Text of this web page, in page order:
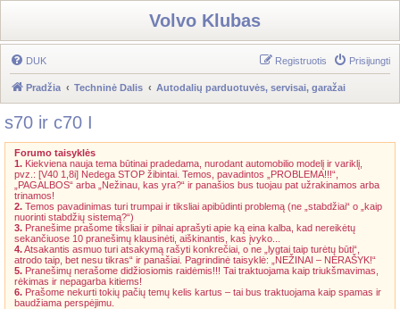
Volvo Klubas
DUK Prisijungti
Registruotis
Pradžia Techninė Dalis Autodalių parduotuvės, servisai, garažai
s70 ir c70 I
Forumo taisyklės
1. Kiekviena nauja tema būtinai pradedama, nurodant automobilio modelį ir variklį,
pvz.: [V40 1,8i] Nedega STOP žibintai. Temos, pavadintos „PROBLEMA!!!“,
„PAGALBOS“ arba „Nežinau, kas yra?“ ir panašios bus tuojau pat užrakinamos arba
trinamos!
2. Temos pavadinimas turi trumpai ir tiksliai apibūdinti problemą (ne „stabdžiai“ o „kaip
nuorinti stabdžių sistemą?“)
3. Pranešime prašome tiksliai ir pilnai aprašyti apie ką eina kalba, kad nereikėtų
sekančiuose 10 pranešimų klausinėti, aiškinantis, kas įvyko...
4.Atsakantis asmuo turi atsakymą rašyti konkrečiai, o ne „lygtai taip turėtų būti“,
atrodo taip, bet nesu tikras“ ir panašiai. Pagrindinė taisyklė: „NEŽINAI – NERAŠYK!“
5. Pranešimų nerašome didžiosiomis raidėmis!!! Tai traktuojama kaip triukšmavimas,
rėkimas ir nepagarba kitiems!
6. Prašome nekurti tokių pačių temų kelis kartus – tai bus traktuojama kaip spamas ir
baudžiama perspėjimu.